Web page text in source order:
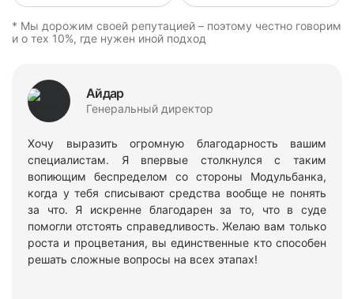
* Мы дорожим своей репутацией – поэтому честно говорим
и о тех 10%, где нужен иной подход
Айдар
Генеральный директор
Хочу выразить огромную благодарность вашим
специалистам. Я впервые столкнулся с таким
вопиющим беспределом со стороны Модульбанка,
когда у тебя списывают средства вообще не понять
за что. Я искренне благодарен за то, что в суде
помогли отстоять справедливость. Желаю вам только
роста и процветания, вы единственные кто способен
решать сложные вопросы на всех этапах!